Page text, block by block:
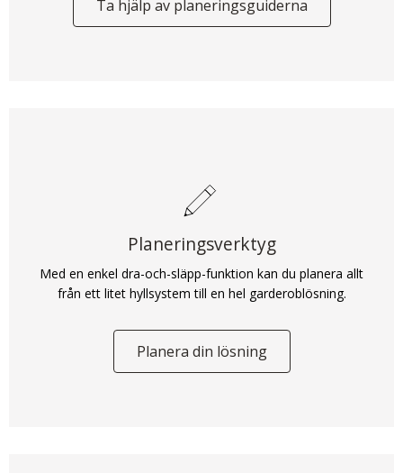
Ta hjälp av planeringsguiderna
Planeringsverktyg
Med en enkel dra-och-släpp-funktion kan du planera allt
från ett litet hyllsystem till en hel garderoblösning.
Planera din lösning